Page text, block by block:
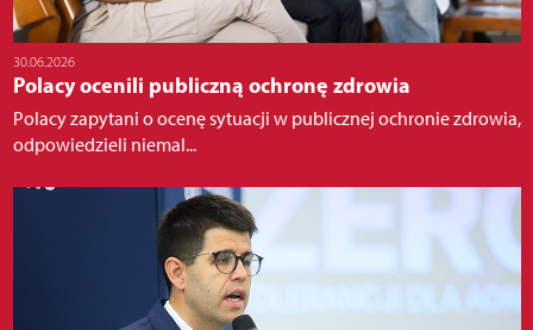
30.06.2026
Polacy ocenili publiczną ochronę zdrowia
Polacy zapytani o ocenę sytuacji w publicznej ochronie zdrowia,
odpowiedzieli niemal...